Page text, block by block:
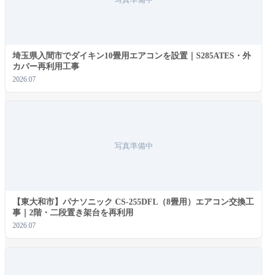
埼玉県入間市でダイキン10畳用エアコンを設置｜S285ATES・外
カバー再利用工事
2026.07
写真準備中
【東大和市】パナソニック CS-255DFL（8畳用）エアコン交換工
事｜2階・二段置き架台を再利用
2026.07
ユーザー名またはメールアドレス